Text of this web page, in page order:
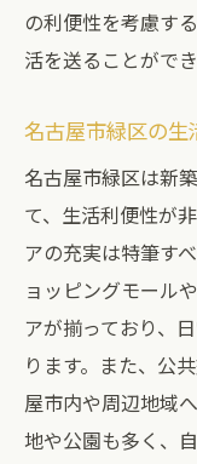
の利便性を考慮す
活を送ることがで
名古屋市緑区の生
名古屋市緑区は新
て、生活利便性が
アの充実は特筆す
ョッピングモール
アが揃っており、
ります。また、公
屋市内や周辺地域
地や公園も多く、